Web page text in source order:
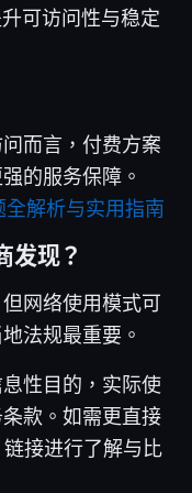
可访问性与稳定
而言，付费方案
的服务保障。
解析与实用指南
发现？
网络使用模式可
法规最重要。
性目的，实际使
款。如需更直接
接进行了解与比